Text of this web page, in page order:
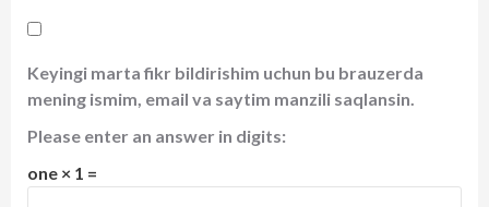
Keyingi marta fikr bildirishim uchun bu brauzerda
mening ismim, email va saytim manzili saqlansin.
Please enter an answer in digits:
one × 1 =